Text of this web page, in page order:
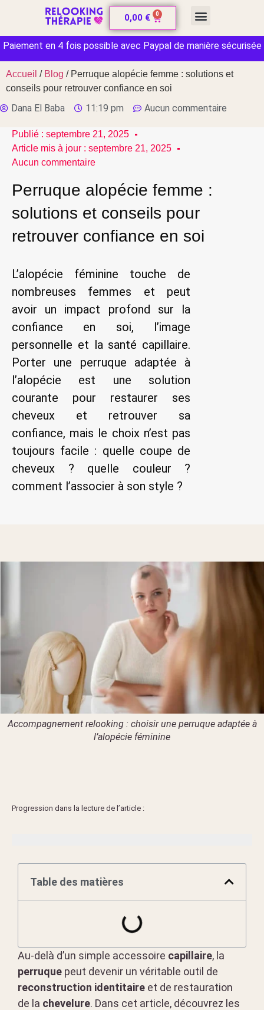
0,00 € 0
Paiement en 4 fois possible avec Paypal de manière sécurisée
Accueil / Blog / Perruque alopécie femme : solutions et
conseils pour retrouver confiance en soi
Accompagnement relooking : choisir une perruque adaptée à
l’alopécie féminine
Dana El Baba 11:19 pm Aucun commentaire
Publié : septembre 21, 2025
Article mis à jour : septembre 21, 2025
Aucun commentaire
Perruque alopécie femme :
solutions et conseils pour
retrouver confiance en soi
L’alopécie féminine touche de
nombreuses femmes et peut
avoir un impact profond sur la
confiance en soi, l’image
personnelle et la santé capillaire.
Porter une perruque adaptée à
l’alopécie est une solution
courante pour restaurer ses
cheveux et retrouver sa
confiance, mais le choix n’est pas
toujours facile : quelle coupe de
cheveux ? quelle couleur ?
comment l’associer à son style ?
Progression dans la lecture de l’article :
Table des matières
Au-delà d’un simple accessoire capillaire, la
perruque peut devenir un véritable outil de
reconstruction identitaire et de restauration
de la chevelure. Dans cet article, découvrez les